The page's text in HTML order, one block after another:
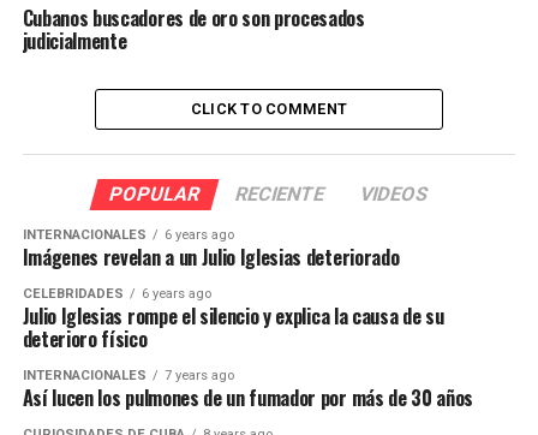
Cubanos buscadores de oro son procesados
judicialmente
CLICK TO COMMENT
POPULAR RECIENTE VIDEOS
INTERNACIONALES 6 years ago
Imágenes revelan a un Julio Iglesias deteriorado
CELEBRIDADES 6 years ago
Julio Iglesias rompe el silencio y explica la causa de su
deterioro físico
INTERNACIONALES 7 years ago
Así lucen los pulmones de un fumador por más de 30 años